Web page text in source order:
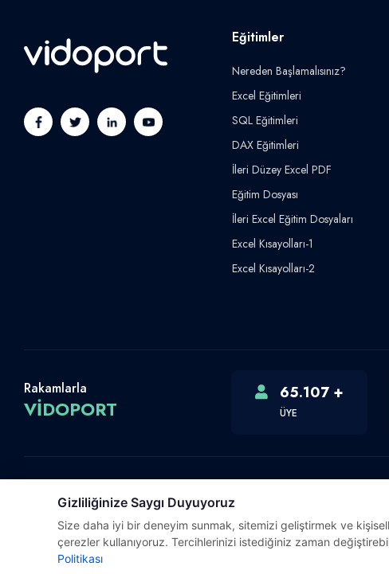
Eğitimler
Nereden Başlamalısınız?
Excel Eğitimleri
SQL Eğitimleri
DAX Eğitimleri
İleri Düzey Excel PDF
Eğitim Dosyası
İleri Excel Eğitim Dosyaları
Excel Kısayolları-1
Excel Kısayolları-2
Rakamlarla
VİDOPORT
65.107 +
ÜYE
Telif Hakkı © 2026 Vidoport, Inc.
Software,Design & Development:Webimonline
Gizliliğinize Saygı Duyuyoruz
Size daha iyi bir deneyim sunmak, sitemizi geliştirmek ve
çerezler kullanıyoruz. Tercihlerinizi istediğiniz zaman
Politikası